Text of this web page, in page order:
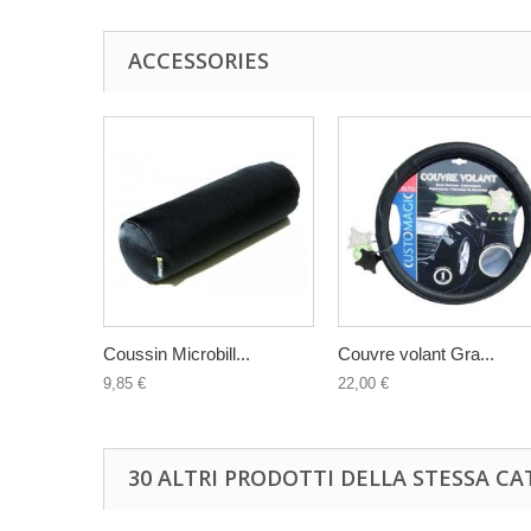
ACCESSORIES
Coussin Microbill...
9,85 €
Couvre volant Gra...
22,00 €
30 ALTRI PRODOTTI DELLA STESSA